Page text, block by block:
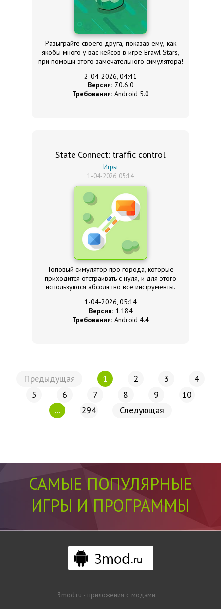
Разыграйте своего друга, показав ему, как
якобы много у вас кейсов в игре Brawl Stars,
при помощи этого замечательного симулятора!
2-04-2026, 04:41
Версия: 7.0.6.0
Требования: Android 5.0
State Connect: traffic control
Игры
1-04-2026, 05:14
Топовый симулятор про города, которые
приходится отстраивать с нуля, и для этого
используются абсолютно все инструменты.
1-04-2026, 05:14
Версия: 1.184
Требования: Android 4.4
Предыдущая 1 2 3
4
5
6 7 8 9
10
...
294 Следующая
САМЫЕ ПОПУЛЯРНЫЕ
ИГРЫ И ПРОГРАММЫ
3mod.ru - приложения с модами.